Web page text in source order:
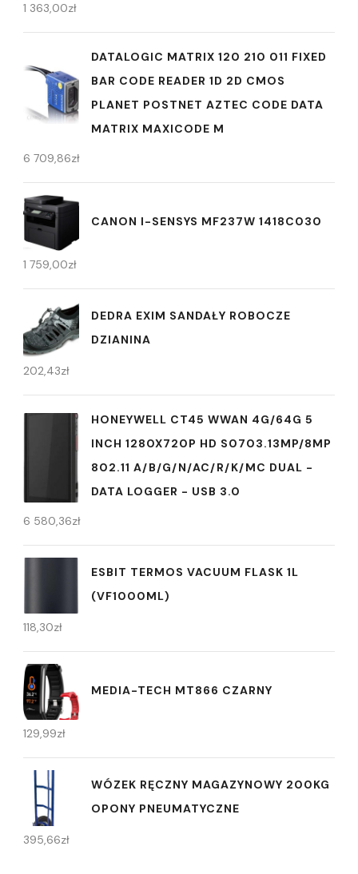
1 363,00zł
DATALOGIC MATRIX 120 210 011 FIXED
BAR CODE READER 1D 2D CMOS
PLANET POSTNET AZTEC CODE DATA
MATRIX MAXICODE M
6 709,86zł
CANON I-SENSYS MF237W 1418C030
1 759,00zł
DEDRA EXIM SANDAŁY ROBOCZE
DZIANINA
202,43zł
HONEYWELL CT45 WWAN 4G/64G 5
INCH 1280X720P HD S0703.13MP/8MP
802.11 A/B/G/N/AC/R/K/MC DUAL -
DATA LOGGER - USB 3.0
6 580,36zł
ESBIT TERMOS VACUUM FLASK 1L
(VF1000ML)
118,30zł
MEDIA-TECH MT866 CZARNY
129,99zł
WÓZEK RĘCZNY MAGAZYNOWY 200KG
OPONY PNEUMATYCZNE
395,66zł